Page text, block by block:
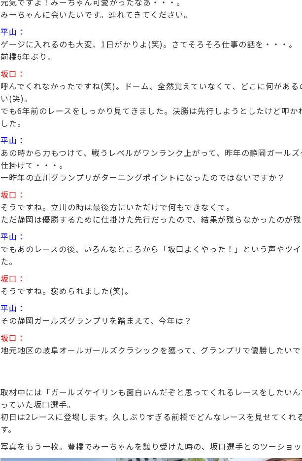
みーちゃんに会いたいです。連れてきてください。
平山：
ゲージに入れるのも大変、1日がかりよ(笑)。さてそろそろ仕事の話を・・・。
前橋6年ぶり。
坂口：
呼んでくれなかったですね(笑)。ドーム、全然覚えていなくて、どこに何がある
い(笑)。
でも6年前のレースをしっかり見てきました。決勝は先行しようとしたけど叩か
した。
平山：
あの時から力もつけて、戦うレベルがワンランク上がって、昨年の静岡ガール
仕掛けて・・・。
一昨年の立川グランプリがターニングポイントになったのではないですか？
坂口：
そうですね。立川の時は最後方にいただけで何もできなくて。
ただ静岡は優勝するために仕掛けた先行だったので、結果が残らなかったのが残
平山：
でもあのレースの後、いろんなところから「坂口よくやった！」という声やツ
た。
坂口：
そうですね。褒められました(笑)。
平山：
その静岡ガールズグランプリを踏まえて、今年は？
坂口：
地元地区の岐阜オールガールズクラシックを獲って、グランプリで優勝したいで
取材中には「ガールズケイリンも面白いんだぞと思ってくれるレースをしたい
っていた坂口選手。
初日は2レースに登場します。久しぶりすぎる前橋でどんなレースを見せてくれ
す。
写真をもう一枚。豊橋でみーちゃんを譲り受けた時の、坂口選手とのツーショッ